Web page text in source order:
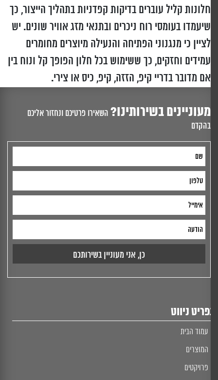
חלונות קליל עוברים בדיקות קפדניות בתהליך הייצור, כך
שיעמדו בעומסי רוח ניכרים ובתנאי מזג אוויר שונים. יש
לציין כי מנגנוני הפתיחה והנעילה מיוצרים מחומרים
עמידים וחזקים, כך ששימוש בכל חלון הפופך קל ונוח בין
אם מדובר בדריי קיפ, הזזה, קיפ, כיס או צירי.
מעוניינים בשירותינו?השאירו פרטיכם ונחזור אליכם
בהקדם
ניווט
עמוד הבית
המוצרים
פרויקטים